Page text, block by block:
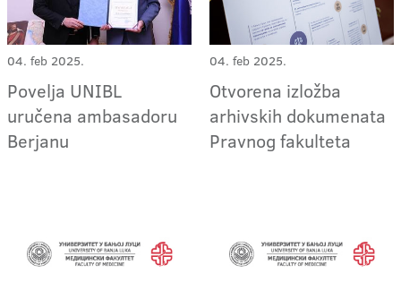
04. feb 2025.
Povelja UNIBL
uručena ambasadoru
Berjanu
04. feb 2025.
Otvorena izložba
arhivskih dokumenata
Pravnog fakulteta